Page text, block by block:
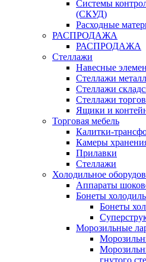
Системы
(СКУД)
Расходные
РАСПРОДАЖА
РАСПРОДАЖА
Стеллажи
Навесные
Стеллажи
Стеллажи
Стеллажи
Ящики и
Торговая мебель
Калитки-
Камеры
Прилавки
Стеллажи
Холодильное
Аппараты
Бонеты
Бонеты
Морозильные
гнутого